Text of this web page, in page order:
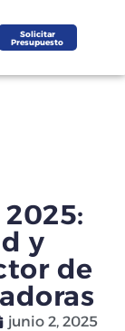
Solicitar
Presupuesto
y
de
junio 2, 2025